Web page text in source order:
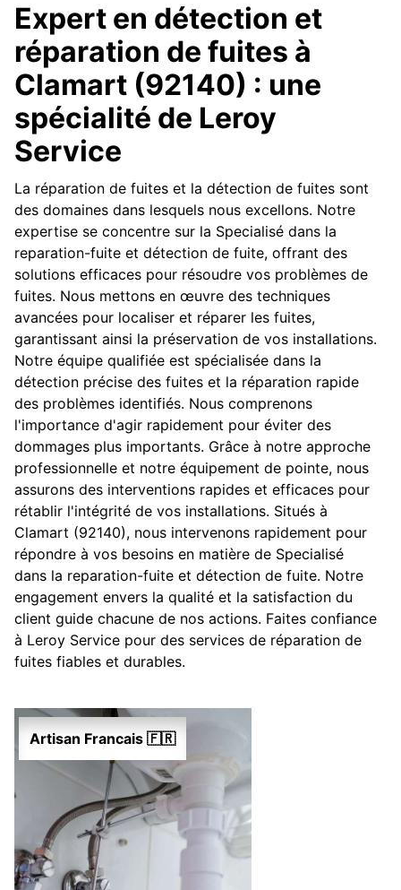
Expert en détection et
réparation de fuites à
Clamart (92140) : une
spécialité de Leroy
Service
La réparation de fuites et la détection de fuites sont
des domaines dans lesquels nous excellons. Notre
expertise se concentre sur la Specialisé dans la
reparation-fuite et détection de fuite, offrant des
solutions efficaces pour résoudre vos problèmes de
fuites. Nous mettons en œuvre des techniques
avancées pour localiser et réparer les fuites,
garantissant ainsi la préservation de vos installations.
Notre équipe qualifiée est spécialisée dans la
détection précise des fuites et la réparation rapide
des problèmes identifiés. Nous comprenons
l'importance d'agir rapidement pour éviter des
dommages plus importants. Grâce à notre approche
professionnelle et notre équipement de pointe, nous
assurons des interventions rapides et efficaces pour
rétablir l'intégrité de vos installations. Situés à
Clamart (92140), nous intervenons rapidement pour
répondre à vos besoins en matière de Specialisé
dans la reparation-fuite et détection de fuite. Notre
engagement envers la qualité et la satisfaction du
client guide chacune de nos actions. Faites confiance
à Leroy Service pour des services de réparation de
fuites fiables et durables.
Artisan Francais 🇫🇷